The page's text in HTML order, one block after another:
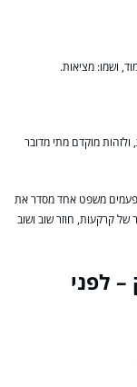
ושמו: מציאות.
מוקדם מתי מדובר
משפט אחד מסדר את
קרקעות, חוזר שוב ושוב
– לפני